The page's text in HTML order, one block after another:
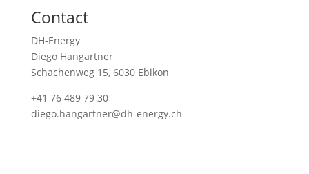
Contact
DH-Energy
Diego Hangartner
Schachenweg 15, 6030 Ebikon
+41 76 489 79 30
diego.hangartner@dh-energy.ch